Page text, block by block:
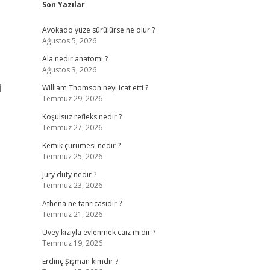
Son Yazılar
Avokado yüze sürülürse ne olur ?
Ağustos 5, 2026
Ala nedir anatomi ?
Ağustos 3, 2026
William Thomson neyi icat etti ?
Temmuz 29, 2026
Koşulsuz refleks nedir ?
Temmuz 27, 2026
Kemik çürümesi nedir ?
Temmuz 25, 2026
Jury duty nedir ?
Temmuz 23, 2026
Athena ne tanricasıdır ?
Temmuz 21, 2026
Üvey kızıyla evlenmek caiz midir ?
Temmuz 19, 2026
Erdinç Şişman kimdir ?